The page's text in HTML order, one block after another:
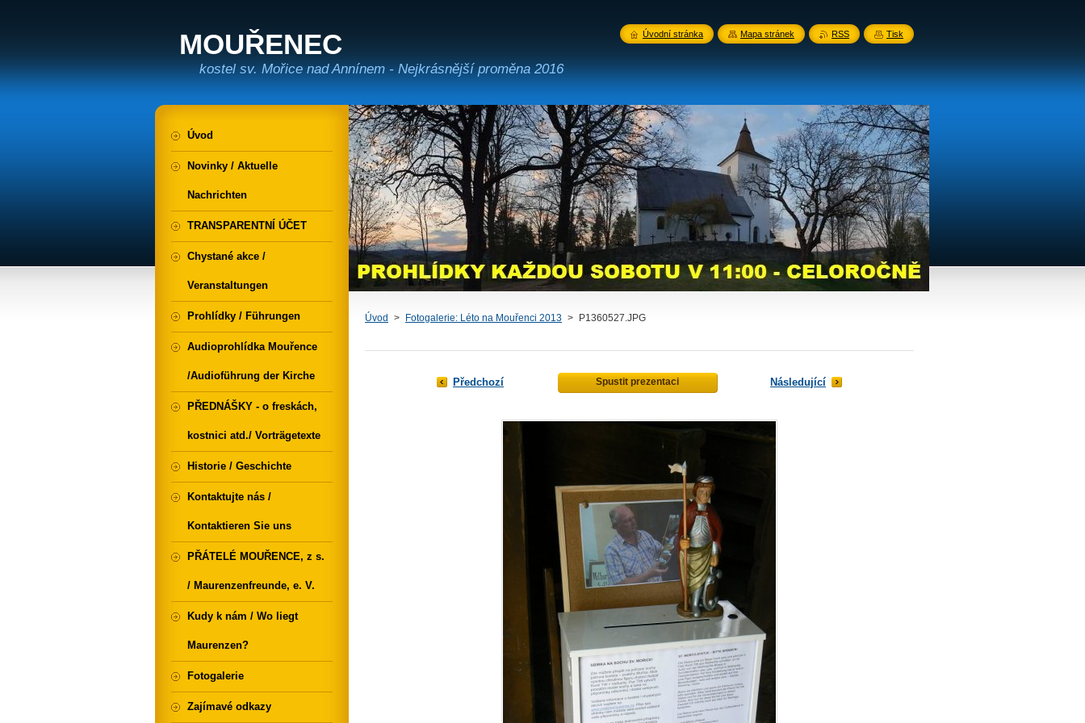
MOUŘENEC
kostel sv. Mořice nad Annínem - Nejkrásnější proměna 2016
Úvod > Fotogalerie: Léto na Mouřenci 2013 > P1360527.JPG
Předchozí Spustit prezentaci Následující
Úvod
Novinky / Aktuelle
Nachrichten
TRANSPARENTNÍ ÚČET
Chystané akce /
Veranstaltungen
Prohlídky / Führungen
Audioprohlídka Mouřence
/Audioführung der Kirche
PŘEDNÁŠKY - o freskách,
kostnici atd./ Vorträgetexte
Historie / Geschichte
Kontaktujte nás /
Kontaktieren Sie uns
PŘÁTELÉ MOUŘENCE, z s.
/ Maurenzenfreunde, e. V.
Kudy k nám / Wo liegt
Maurenzen?
Fotogalerie
Zajímavé odkazy
Úvodní stránka Mapa stránek RSS Tisk